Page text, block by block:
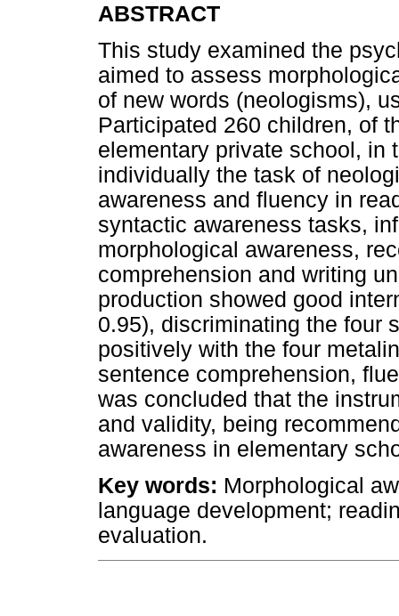
ABSTRACT
This study examined the
aimed to assess
of new words (neologisms),
Participated 260 children, of
elementary private school, in
individually the task of
awareness and fluency in
syntactic awareness tasks,
morphological awareness,
comprehension and writing
production showed good
0.95), discriminating the four
positively with the four
sentence comprehension,
was concluded that the
and validity, being
awareness in elementary
Key words: Morphological
language development;
evaluation.